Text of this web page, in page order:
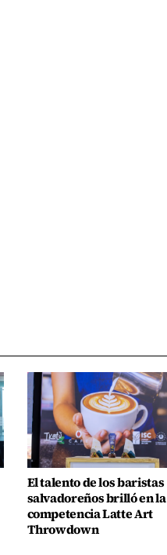
El talento de los baristas
salvadoreños brilló en la
competencia Latte Art
Throwdown